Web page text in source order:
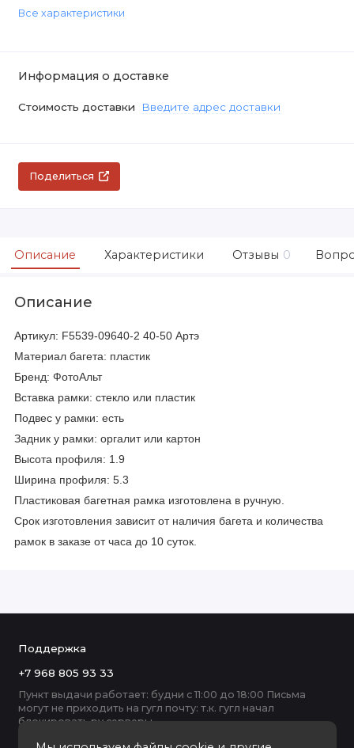
Все характеристики
Информация о доставке
Стоимость доставки Введите адрес доставки
Поделиться
Описание Характеристики Отзывы 0
Описание
Артикул: F5539-09640-2 40-50 Артэ
Материал багета: пластик
Бренд: ФотоАльт
Вставка рамки: стекло или пластик
Подвес у рамки: есть
Задник у рамки: оргалит или картон
Высота профиля: 1.9
Ширина профиля: 5.3
Пластиковая багетная рамка изготовлена в ручную.
Срок изготовления зависит от наличия багета и количества
рамок в заказе от часа до 10 суток.
Поддержка
+7 968 805 93 33
Пункт выдачи работает: будни с 11:00 до 18:00 Письма
могут не приходить на гугл почту: т.к. гугл начал
блокировать ру серверы